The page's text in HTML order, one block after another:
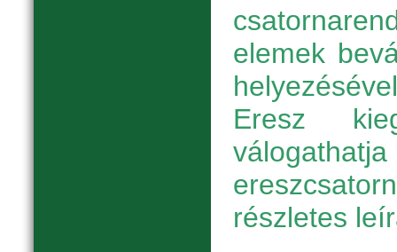
elemek
Eresz
részletes